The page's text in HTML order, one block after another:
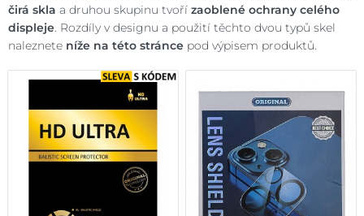
čirá skla a druhou skupinu tvoří zaoblené ochrany celého
displeje. Rozdíly v designu a použití těchto dvou typů skel
naleznete níže na této stráncepod výpisem produktů.